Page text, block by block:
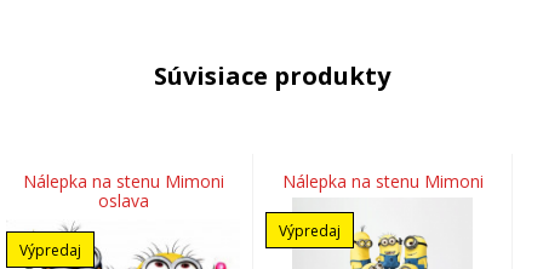
Súvisiace produkty
Nálepka na stenu Mimoni
oslava
Výpredaj
Nálepka na stenu Mimoni
Výpredaj